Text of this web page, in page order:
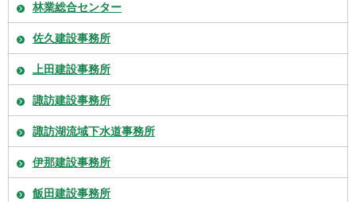
林業総合センター
佐久建設事務所
上田建設事務所
諏訪建設事務所
諏訪湖流域下水道事務所
伊那建設事務所
飯田建設事務所